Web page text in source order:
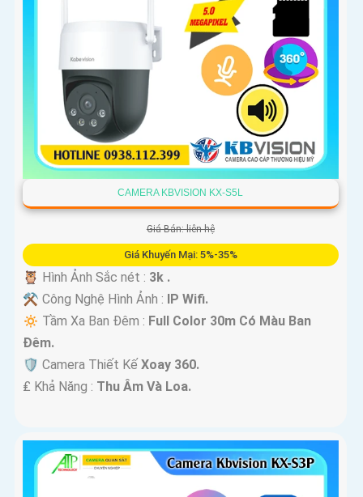
CAMERA KBVISION KX-S5L
Giá Bán: liên hệ
Giá Khuyến Mại: 5%-35%
🦉 Hình Ảnh Sắc nét : 3k .
⚒ Công Nghệ Hình Ảnh : IP Wifi.
🔅 Tầm Xa Ban Đêm : Full Color 30m Có Màu Ban
Ðêm.
🛡 Camera Thiết Kế Xoay 360.
️₤ Khả Năng : Thu Âm Và Loa.